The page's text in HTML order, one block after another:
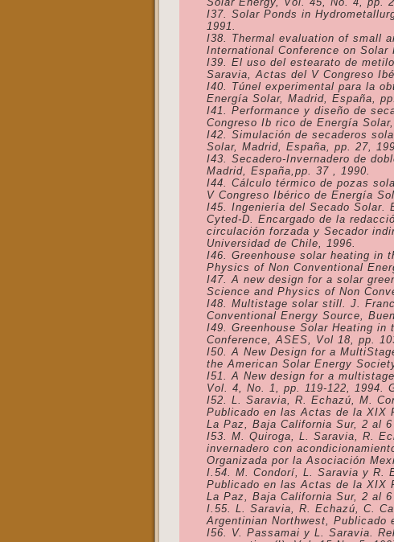
I37. Solar Ponds in
1991.
I38. Thermal evaluation of small
International Conference on
I39. El uso del estearato de
Saravia, Actas del V Congreso
I40. Túnel experimental para la
Energía Solar, Madrid, España,
I41. Performance y diseño de
Congreso Ib rico de Energía
I42. Simulación de secaderos
Solar, Madrid, España, pp. 27,
I43. Secadero-Invernadero de
Madrid, España,pp. 37 , 1990.
I44. Cálculo térmico de pozas
V Congreso Ibérico de Energía
I45. Ingeniería del Secado Solar.
Cyted-D. Encargado de la
circulación forzada y Secador
Universidad de Chile, 1996.
I46. Greenhouse solar heating in
Physics of Non Conventional
I47. A new design for a solar
Science and Physics of Non
I48. Multistage solar still. J.
Conventional Energy Source,
I49. Greenhouse Solar Heating
Conference, ASES, Vol 18, pp.
I50. A New Design for a
the American Solar Energy
I51. A New design for a
Vol. 4, No. 1, pp. 119-122, 1994.
I52. L. Saravia, R. Echazú, M.
Publicado en las Actas de la XIX
La Paz, Baja California Sur, 2 al
I53. M. Quiroga, L. Saravia, R.
invernadero con
Organizada por la Asociación
I.54. M. Condorí, L. Saravia y R.
Publicado en las Actas de la XIX
La Paz, Baja California Sur, 2 al
I.55. L. Saravia, R. Echazú, C.
Argentinian Northwest, Publicado
I56. V. Passamai y L. Saravia.